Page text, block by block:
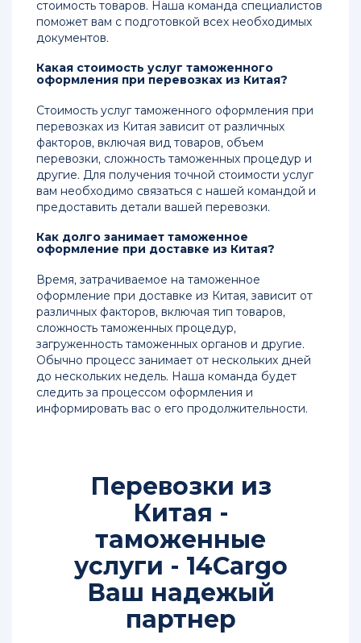
стоимость товаров. Наша команда специалистов
поможет вам с подготовкой всех необходимых
документов.
Какая стоимость услуг таможенного
оформления при перевозках из Китая?
Стоимость услуг таможенного оформления при
перевозках из Китая зависит от различных
факторов, включая вид товаров, объем
перевозки, сложность таможенных процедур и
другие. Для получения точной стоимости услуг
вам необходимо связаться с нашей командой и
предоставить детали вашей перевозки.
Как долго занимает таможенное
оформление при доставке из Китая?
Время, затрачиваемое на таможенное
оформление при доставке из Китая, зависит от
различных факторов, включая тип товаров,
сложность таможенных процедур,
загруженность таможенных органов и другие.
Обычно процесс занимает от нескольких дней
до нескольких недель. Наша команда будет
следить за процессом оформления и
информировать вас о его продолжительности.
Перевозки из
Китая -
таможенные
услуги - 14Cargo
Ваш надежый
партнер